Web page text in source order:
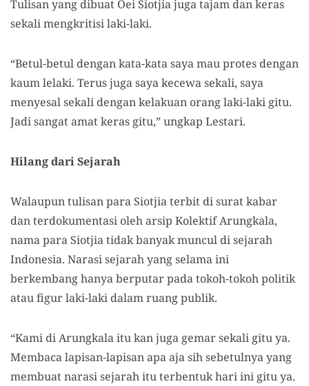
Tulisan yang dibuat Oei Siotjia juga tajam dan keras
sekali mengkritisi laki-laki.
“Betul-betul dengan kata-kata saya mau protes dengan
kaum lelaki. Terus juga saya kecewa sekali, saya
menyesal sekali dengan kelakuan orang laki-laki gitu.
Jadi sangat amat keras gitu,” ungkap Lestari.
Hilang dari Sejarah
Walaupun tulisan para Siotjia terbit di surat kabar
dan terdokumentasi oleh arsip Kolektif Arungkala,
nama para Siotjia tidak banyak muncul di sejarah
Indonesia. Narasi sejarah yang selama ini
berkembang hanya berputar pada tokoh-tokoh politik
atau figur laki-laki dalam ruang publik.
“Kami di Arungkala itu kan juga gemar sekali gitu ya.
Membaca lapisan-lapisan apa aja sih sebetulnya yang
membuat narasi sejarah itu terbentuk hari ini gitu ya.